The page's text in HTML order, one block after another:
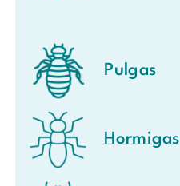
Pulgas
Hormigas